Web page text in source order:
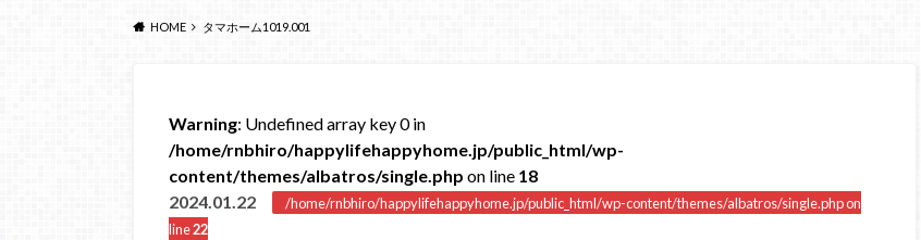
HOME ‎タマホーム1019.‎001
Warning: Undefined array key 0 in
/home/rnbhiro/happylifehappyhome.jp/public_html/wp-
content/themes/albatros/single.php on line 18
2024.01.22
/home/rnbhiro/happylifehappyhome.jp/public_html/wp-content/themes/albatros/single.php on
line22